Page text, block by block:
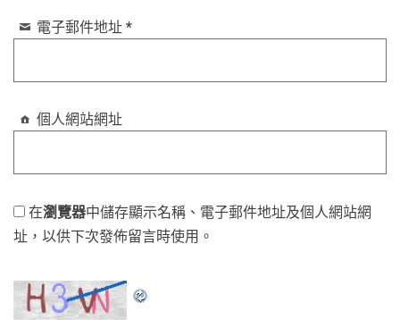
電子郵件地址 *
個人網站網址
在瀏覽器中儲存顯示名稱、電子郵件地址及個人網站網
址，以供下次發佈留言時使用。